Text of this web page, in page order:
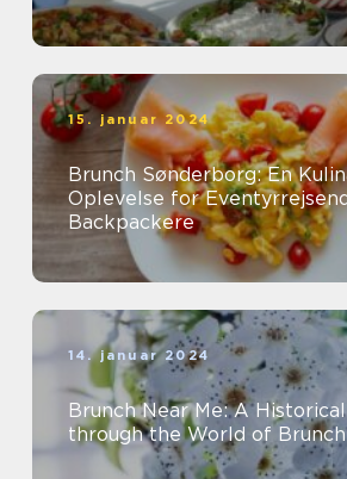
15. januar 2024
Brunch Sønderborg: En
Oplevelse for
Backpackere
14. januar 2024
Brunch Near Me: A
through the World of Brunch